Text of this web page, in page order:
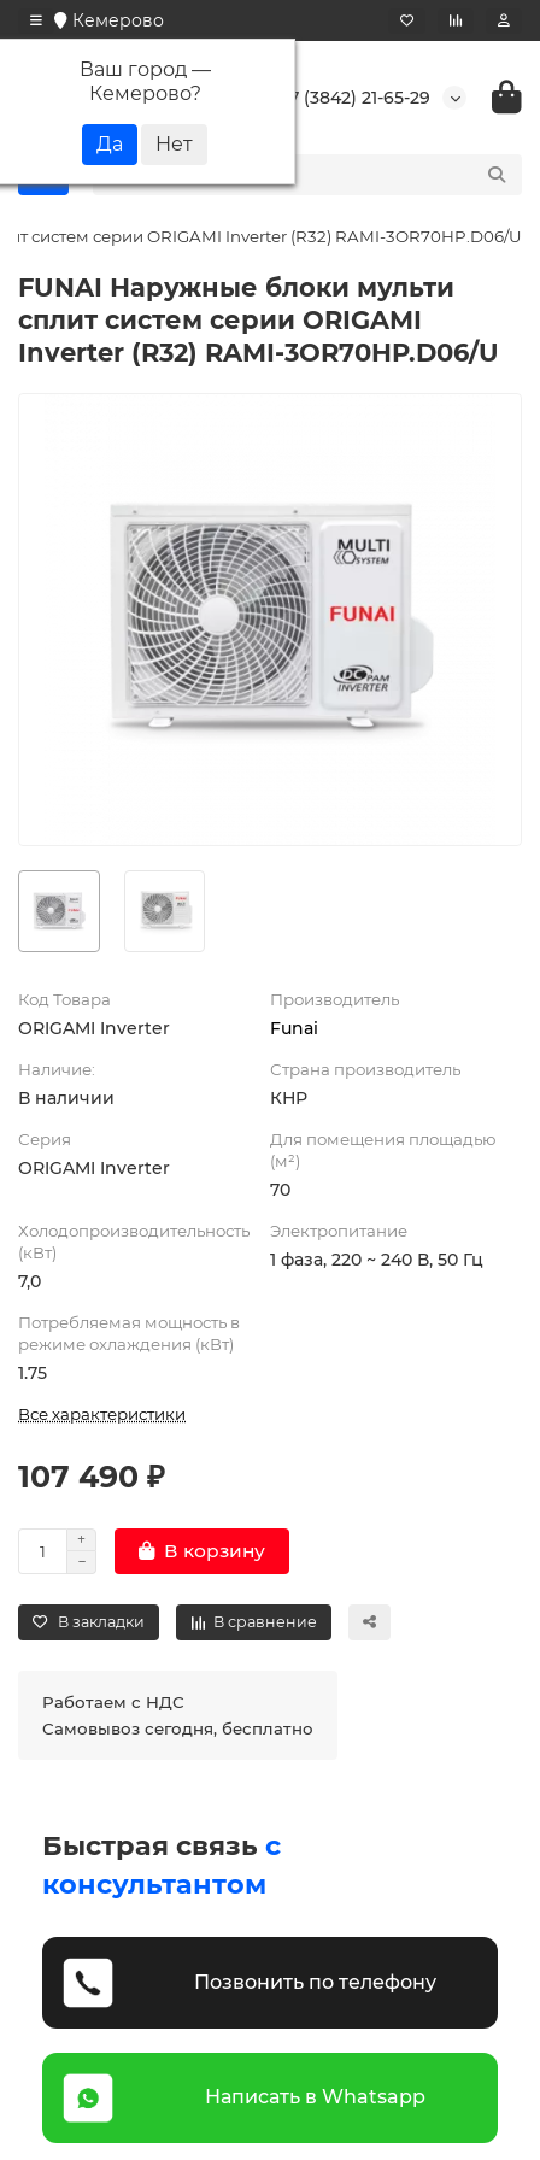
Кемерово
Ваш город —
Кемерово? +7 (3842) 21-65-29
систем серии ORIGAMI Inverter (R32) RAMI-3OR70HP.D06/U
FUNAI Наружные блоки мульти
сплит систем серии ORIGAMI
Inverter (R32) RAMI-3OR70HP.D06/U
Код Товара
ORIGAMI Inverter
Производитель
Funai
Наличие:
В наличии
Страна производитель
КНР
Серия
ORIGAMI Inverter
Для помещения площадью
(м²)
70
Холодопроизводительность
(кВт)
7,0
Электропитание
1 фаза, 220 ~ 240 В, 50 Гц
Потребляемая мощность в
режиме охлаждения (кВт)
1.75
Все характеристики
107 490 ₽
В корзину
В закладки В сравнение
Работаем с НДС
Самовывоз сегодня, бесплатно
Быстрая связь с
консультантом
Позвонить по телефону
Написать в Whatsapp